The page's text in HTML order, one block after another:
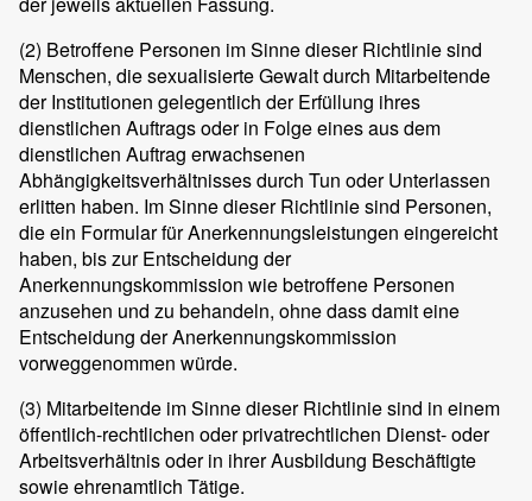
(2) Betroffene Personen im Sinne dieser Richtlinie sind
Menschen, die sexualisierte Gewalt durch Mitarbeitende
der Institutionen gelegentlich der Erfüllung ihres
dienstlichen Auftrags oder in Folge eines aus dem
dienstlichen Auftrag erwachsenen
Abhängigkeitsverhältnisses durch Tun oder Unterlassen
erlitten haben. Im Sinne dieser Richtlinie sind Personen,
die ein Formular für Anerkennungsleistungen eingereicht
haben, bis zur Entscheidung der
Anerkennungskommission wie betroffene Personen
anzusehen und zu behandeln, ohne dass damit eine
Entscheidung der Anerkennungskommission
vorweggenommen würde.
(3) Mitarbeitende im Sinne dieser Richtlinie sind in einem
öffentlich-rechtlichen oder privatrechtlichen Dienst- oder
Arbeitsverhältnis oder in ihrer Ausbildung Beschäftigte
sowie ehrenamtlich Tätige.